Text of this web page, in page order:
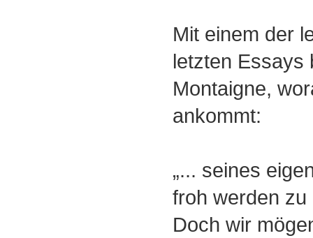
Mit einem der
letzten Essays
Montaigne,
ankommt:
„... seines
froh werden zu
Doch wir